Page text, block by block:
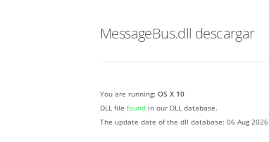
MessageBus.dll descargar
You are running: OS X 10
DLL file found in our DLL database.
The update date of the dll database: 06 Aug 2026